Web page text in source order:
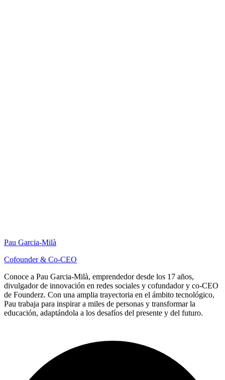
Pau Garcia-Milà
Cofounder & Co-CEO
Conoce a Pau Garcia-Milà, emprendedor desde los 17 años,
divulgador de innovación en redes sociales y cofundador y co-CEO
de Founderz. Con una amplia trayectoria en el ámbito tecnológico,
Pau trabaja para inspirar a miles de personas y transformar la
educación, adaptándola a los desafíos del presente y del futuro.